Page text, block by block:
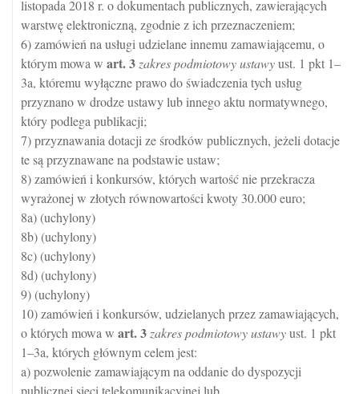
listopada 2018 r. o dokumentach publicznych, zawierających
warstwę elektroniczną, zgodnie z ich przeznaczeniem;
6) zamówień na usługi udzielane innemu zamawiającemu, o
którym mowa w art.3 zakres podmiotowy ustawyust. 1 pkt 1–
3a, któremu wyłączne prawo do świadczenia tych usług
przyznano w drodze ustawy lub innego aktu normatywnego,
który podlega publikacji;
7) przyznawania dotacji ze środków publicznych, jeżeli dotacje
te są przyznawane na podstawie ustaw;
8) zamówień i konkursów, których wartość nie przekracza
wyrażonej w złotych równowartości kwoty 30.000 euro;
8a) (uchylony)
8b) (uchylony)
8c) (uchylony)
8d) (uchylony)
9) (uchylony)
10) zamówień i konkursów, udzielanych przez zamawiających,
o których mowa w art.3 zakres podmiotowy ustawyust. 1 pkt
1–3a, których głównym celem jest:
a) pozwolenie zamawiającym na oddanie do dyspozycji
publicznej sieci telekomunikacyjnej lub